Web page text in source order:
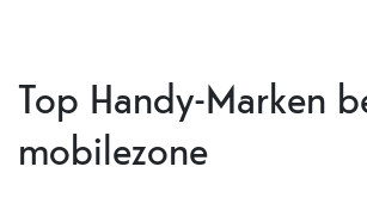
Top Handy-Marken
mobilezone